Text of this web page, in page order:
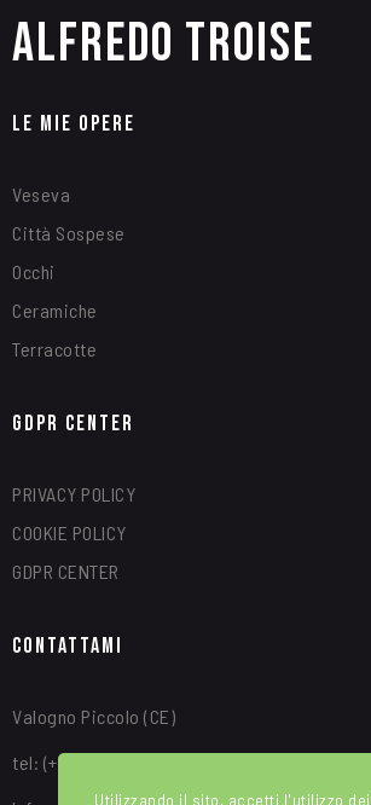
Alfredo Troise
Le Mie Opere
Veseva
Città Sospese
Occhi
Ceramiche
Terracotte
GDPR Center
PRIVACY POLICY
COOKIE POLICY
GDPR CENTER
Contattami
Valogno Piccolo (CE)
tel: (+39) 340 8315664
Utilizzando il sito, accetti l'utilizzo